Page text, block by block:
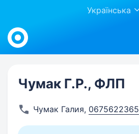
Українська
Work.ua
Чумак Г.Р., ФЛП
Чумак Галия, 0675622365